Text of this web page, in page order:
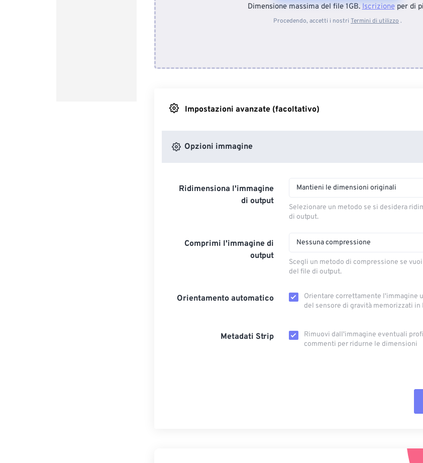
Dal dispositivo
Dimensione massima del file 1GB.Iscrizioneper di
Procedendo, accetti i nostri Termini di utilizzo .
Impostazioni avanzate (facoltativo)
Opzioni immagine
Ridimensiona l'immagine
di output
Mantieni le dimensioni originali
Selezionare un metodo se si desidera
di output.
Comprimi l'immagine di
output
Nessuna compressione
Scegli un metodo di compressione se
del file di output.
Orientamento automatico
Orientare correttamente l'immagine
del sensore di gravità memorizzati in
Metadati Strip
Rimuovi dall'immagine eventuali
commenti per ridurne le dimensioni